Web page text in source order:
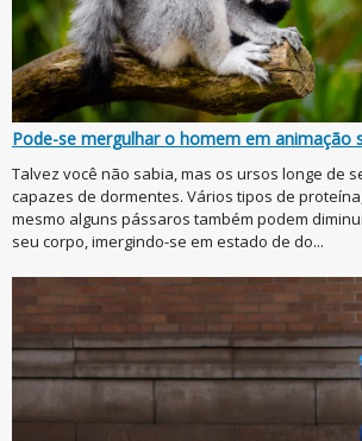
Pode-se mergulhar o homem em animação
Talvez você não sabia, mas os ursos longe de
capazes de dormentes. Vários tipos de
mesmo alguns pássaros também podem
seu corpo, imergindo-se em estado de do...